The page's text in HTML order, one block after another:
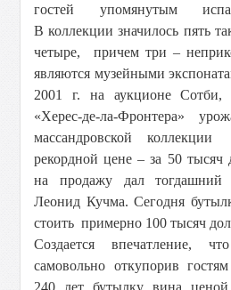
гостей упомянутым
В коллекции значилось пять
четыре, причем три –
являются музейными
2001 г. на аукционе Сотби,
«Херес-де-ла-Фронтера»
массандровской
рекордной цене – за 50 тысяч
на продажу дал тогдашний
Леонид Кучма. Сегодня
стоить примерно 100 тысяч
Создается впечатление,
самовольно откупорив
240 лет бутылку вина